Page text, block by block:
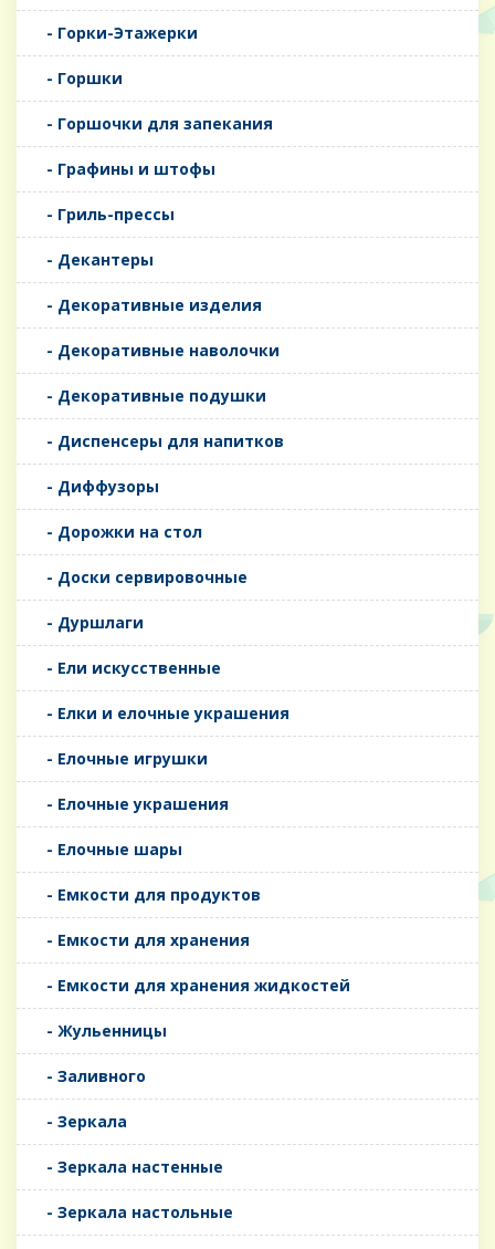
- Горки-Этажерки
- Горшки
- Горшочки для запекания
- Графины и штофы
- Гриль-прессы
- Декантеры
- Декоративные изделия
- Декоративные наволочки
- Декоративные подушки
- Диспенсеры для напитков
- Диффузоры
- Дорожки на стол
- Доски сервировочные
- Дуршлаги
- Ели искусственные
- Елки и елочные украшения
- Елочные игрушки
- Елочные украшения
- Елочные шары
- Емкости для продуктов
- Емкости для хранения
- Емкости для хранения жидкостей
- Жульенницы
- Заливного
- Зеркала
- Зеркала настенные
- Зеркала настольные